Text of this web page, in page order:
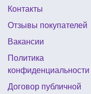
крылья ангела киев
украшения для
аксессуары для
Контакты
Отзывы покупателей
Вакансии
Политика
конфиденциальности
Договор публичной